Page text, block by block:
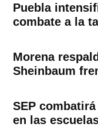
Puebla
combate a la
Morena
Sheinbaum
SEP
en las